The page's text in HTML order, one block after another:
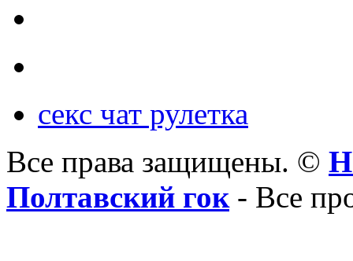
секс чат рулетка
Все права защищены. ©
Полтавский гок- Все